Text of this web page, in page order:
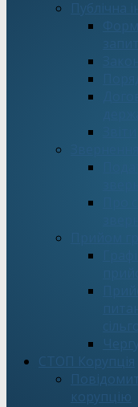
СТОП Корупція
корупцію